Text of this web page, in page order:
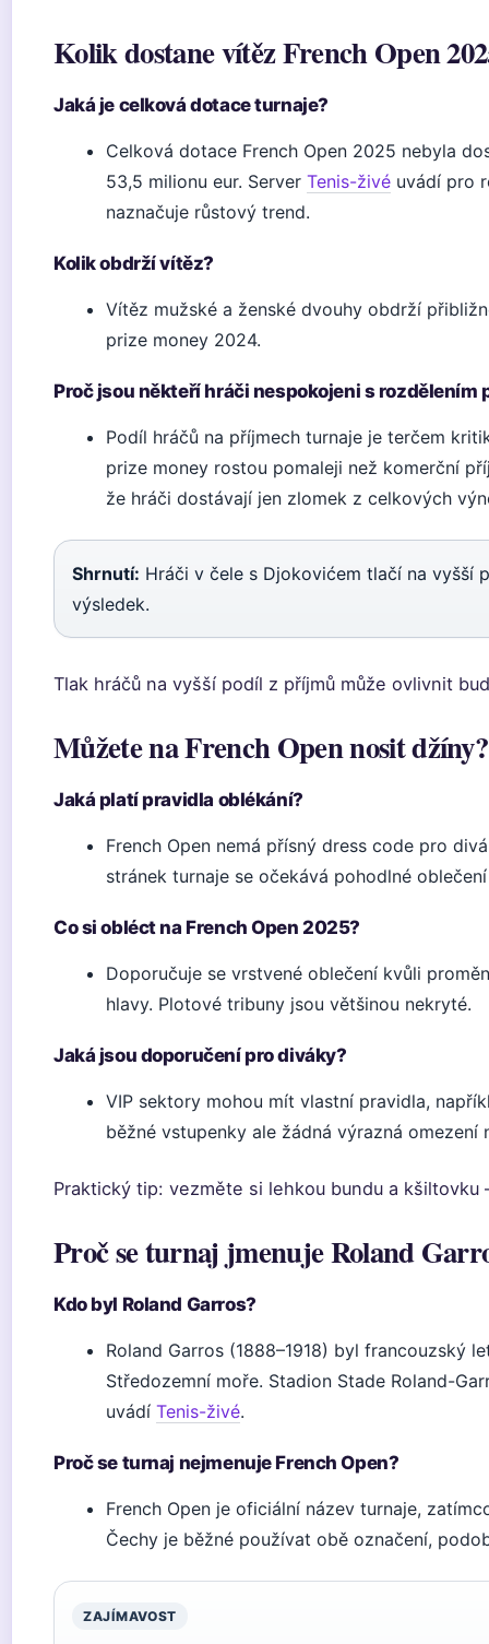
Kolik dostane vítěz French Open
Jaká je celková dotace turnaje?
Celková dotace French Open 2025 nebyla
53,5 milionu eur. Server Tenis-živé uvádí pro
naznačuje růstový trend.
Kolik obdrží vítěz?
Vítěz mužské a ženské dvouhy obdrží
prize money 2024.
Proč jsou někteří hráči nespokojeni s rozdělením
Podíl hráčů na příjmech turnaje je terčem
prize money rostou pomaleji než komerční
že hráči dostávají jen zlomek z celkových
Shrnutí: Hráči v čele s Djokovićem tlačí na vyšší
výsledek.
Tlak hráčů na vyšší podíl z příjmů může ovlivnit
Můžete na French Open nosit džíny?
Jaká platí pravidla oblékání?
French Open nemá přísný dress code pro
stránek turnaje se očekává pohodlné
Co si obléct na French Open 2025?
Doporučuje se vrstvené oblečení kvůli
hlavy. Plotové tribuny jsou většinou nekryté.
Jaká jsou doporučení pro diváky?
VIP sektory mohou mít vlastní pravidla,
běžné vstupenky ale žádná výrazná omezení
Praktický tip: vezměte si lehkou bundu a kšiltovku
Proč se turnaj jmenuje Roland
Kdo byl Roland Garros?
Roland Garros (1888–1918) byl francouzský
Středozemní moře. Stadion Stade Roland-
uvádí Tenis-živé.
Proč se turnaj nejmenuje French Open?
French Open je oficiální název turnaje,
Čechy je běžné používat obě označení,
ZAJÍMAVOST